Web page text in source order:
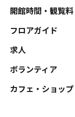
開館時間・観覧料
フロアガイド
求人
ボランティア
カフェ・ショップ